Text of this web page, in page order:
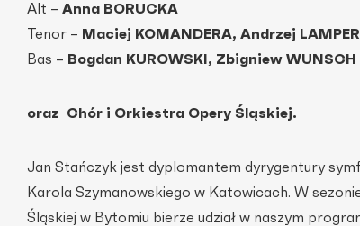
Alt – Anna BORUCKA
Tenor – Maciej KOMANDERA, Andrzej
Bas – Bogdan KUROWSKI, Zbigniew WUNSCH
oraz Chór i Orkiestra Opery Śląskiej.
Jan Stańczyk jest dyplomantem dyrygentury
Karola Szymanowskiego w Katowicach. W
Śląskiej w Bytomiu bierze udział w naszym